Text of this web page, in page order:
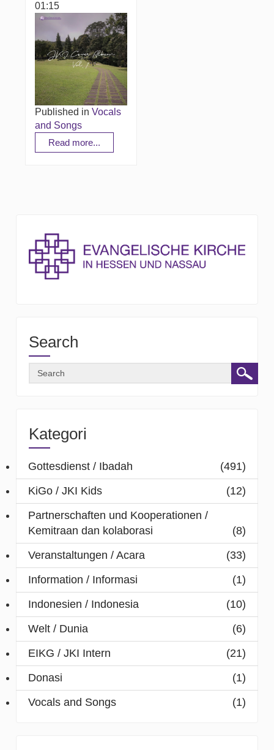
01:15
Published in Vocals
and Songs
Read more...
Search
Kategori
Gottesdienst / Ibadah
(491)
KiGo / JKI Kids
(12)
Partnerschaften und Kooperationen /
Kemitraan dan kolaborasi
(8)
Veranstaltungen / Acara
(33)
Information / Informasi
(1)
Indonesien / Indonesia
(10)
Welt / Dunia
(6)
EIKG / JKI Intern
(21)
Donasi
(1)
Vocals and Songs
(1)